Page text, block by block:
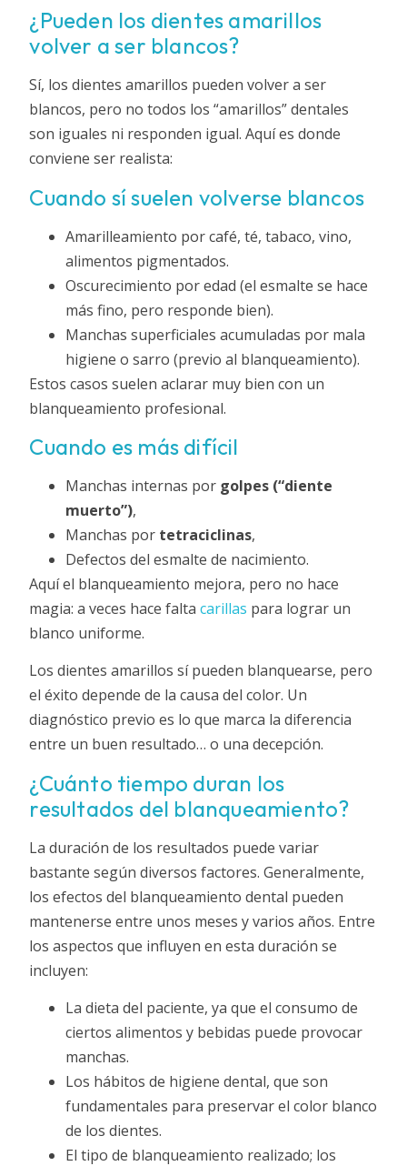
¿Pueden los dientes amarillos
volver a ser blancos?
Sí, los dientes amarillos pueden volver a ser
blancos, pero no todos los “amarillos” dentales
son iguales ni responden igual. Aquí es donde
conviene ser realista:
Cuando sí suelen volverse blancos
Amarilleamiento por café, té, tabaco, vino,
alimentos pigmentados.
Oscurecimiento por edad (el esmalte se hace
más fino, pero responde bien).
Manchas superficiales acumuladas por mala
higiene o sarro (previo al blanqueamiento).
Estos casos suelen aclarar muy bien con un
blanqueamiento profesional.
Cuando es más difícil
Manchas internas por golpes (“diente
muerto”),
Manchas por tetraciclinas,
Defectos del esmalte de nacimiento.
Aquí el blanqueamiento mejora, pero no hace
magia: a veces hace faltacarillas para lograr un
blanco uniforme.
Los dientes amarillos sí pueden blanquearse, pero
el éxito depende de la causa del color. Un
diagnóstico previo es lo que marca la diferencia
entre un buen resultado… o una decepción.
¿Cuánto tiempo duran los
resultados del blanqueamiento?
La duración de los resultados puede variar
bastante según diversos factores. Generalmente,
los efectos del blanqueamiento dental pueden
mantenerse entre unos meses y varios años. Entre
los aspectos que influyen en esta duración se
incluyen:
La dieta del paciente, ya que el consumo de
ciertos alimentos y bebidas puede provocar
manchas.
Los hábitos de higiene dental, que son
fundamentales para preservar el color blanco
de los dientes.
El tipo de blanqueamiento realizado; los